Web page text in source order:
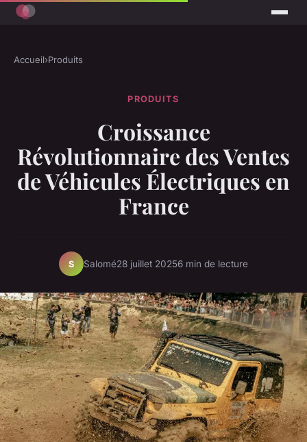
Accueil›Produits
PRODUITS
Croissance
Révolutionnaire des Ventes
de Véhicules Électriques en
France
S Salomé28 juillet 20256 min de lecture